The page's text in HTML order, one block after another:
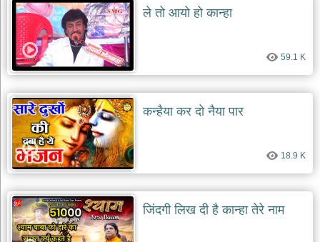
ले तो आयो हो कान्हा
59.1 K
कन्हैया कर दो नैया पार
18.9 K
जिंदगी लिख दी है कान्हा तेरे नाम